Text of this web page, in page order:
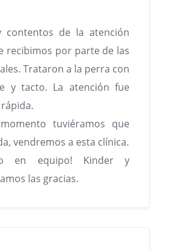
contentos de la atención
recibimos por parte de las
Trataron a la perra con
y tacto. La atención fue
tuviéramos que
vendremos a esta clínica.
en equipo! Kinder y
las gracias.